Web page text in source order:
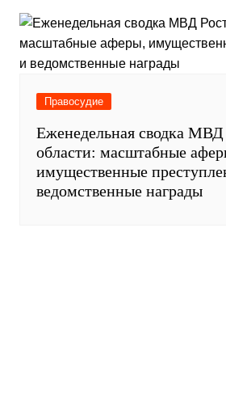
Правосудие
Еженедельная сводка МВД
области: масштабные
имущественные
ведомственные награды